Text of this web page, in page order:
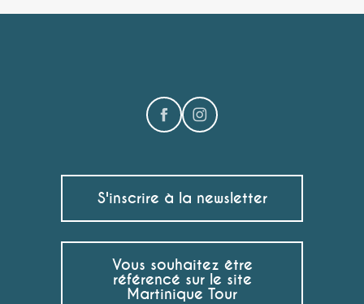
S'inscrire à la newsletter
Vous souhaitez être
référencé sur le site
Martinique Tour